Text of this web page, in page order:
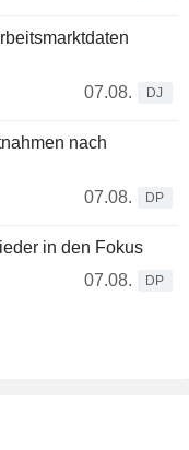
07.08.
DJ
nach
07.08.
DP
in den Fokus
07.08.
DP